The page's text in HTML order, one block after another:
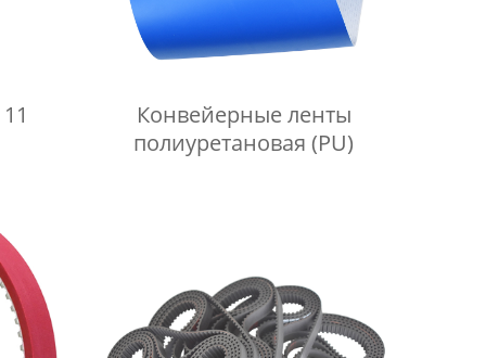
Конвейерные ленты
полиуретановая (PU)